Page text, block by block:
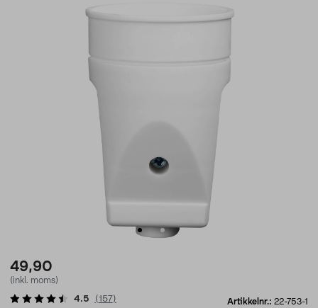
49,90
(inkl. moms)
Artikkelnr.: 22-753-1
4.5 (157)